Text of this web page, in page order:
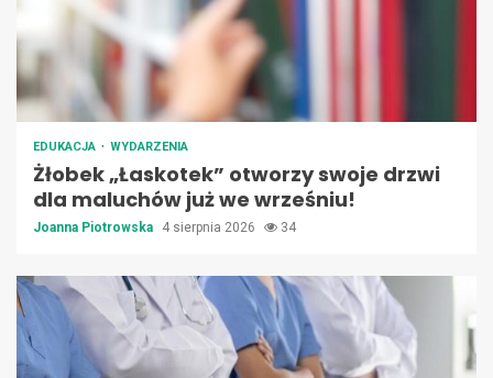
EDUKACJA WYDARZENIA
Żłobek „Łaskotek” otworzy swoje drzwi
dla maluchów już we wrześniu!
Joanna Piotrowska 4 sierpnia 2026 34